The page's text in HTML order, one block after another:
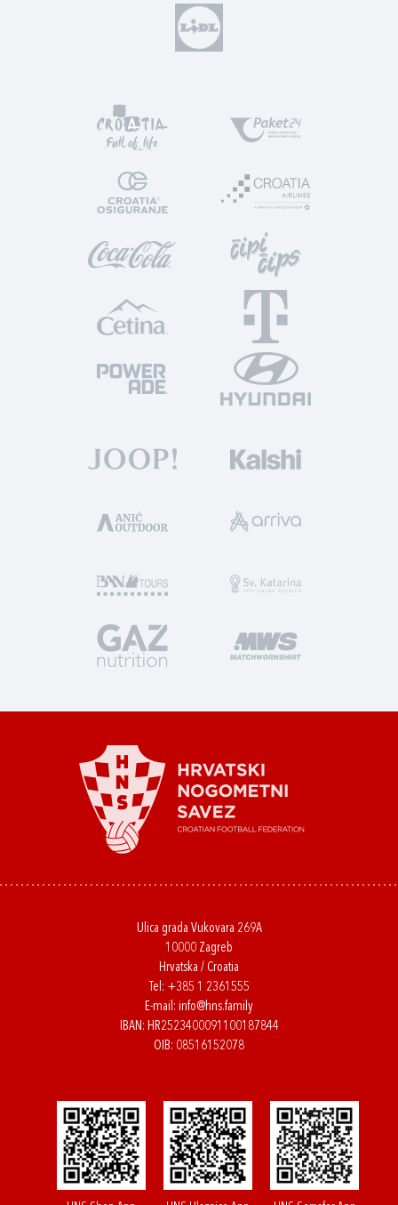
Ulica grada Vukovara 269A
10000 Zagreb
Hrvatska / Croatia
Tel: +385 1 2361555
E-mail: info@hns.family
IBAN: HR2523400091100187844
OIB: 08516152078